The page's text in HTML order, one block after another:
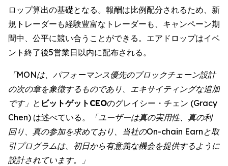
ロップ算出の基礎となる。報酬は比例配分されるため、新
規トレーダーも経験豊富なトレーダーも、キャンペーン期
間中、公平に競い合うことができる。エアドロップはイベ
ント終了後5営業日以内に配布される。
「MONは、パフォーマンス優先のブロックチェーン設計
の次の章を象徴するものであり、エキサイティングな追加
です」 と ビットゲットCEOのグレイシー・チェン (Gracy
Chen) は述べている。
「ユーザーは真の実用性、真の利
回り、真の参加を求めており、当社のOn-chain Earnと取
引プログラムは、初日から有意義な機会を提供するように
設計されています。」